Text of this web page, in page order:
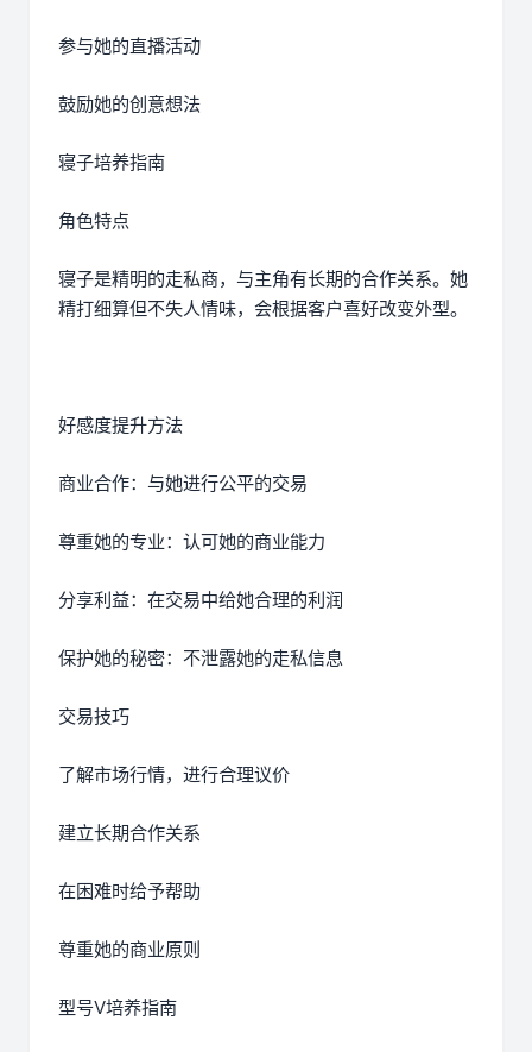
参与她的直播活动
鼓励她的创意想法
寝子培养指南
角色特点
寝子是精明的走私商，与主角有长期的合作关系。她
精打细算但不失人情味，会根据客户喜好改变外型。
好感度提升方法
商业合作：与她进行公平的交易
尊重她的专业：认可她的商业能力
分享利益：在交易中给她合理的利润
保护她的秘密：不泄露她的走私信息
交易技巧
了解市场行情，进行合理议价
建立长期合作关系
在困难时给予帮助
尊重她的商业原则
型号V培养指南